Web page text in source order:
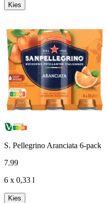
Kies
S. Pellegrino Aranciata 6-pack
7.99
6 x 0,33 l
Kies